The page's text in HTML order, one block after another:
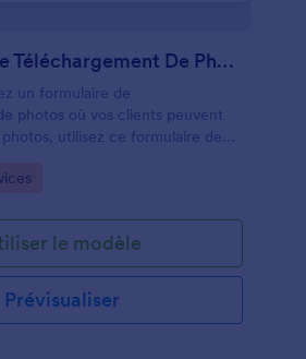
Formulaire De Téléchargement De Photos
un formulaire de
photos où vos clients peuvent
utilisez ce formulaire de
photos est conçu pour les
de photos ou d'images,
l'impression, la retouche
Ce modèle de photo de
un champ de
fichier où les clients peuvent
le modèle
Prévisualiser